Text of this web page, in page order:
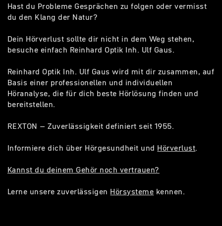
Hast du Probleme Gesprächen zu folgen oder vermisst
du den Klang der Natur?
Dein Hörverlust sollte dir nicht in dem Weg stehen,
besuche einfach Reinhard Optik Inh. Ulf Gaus.
Reinhard Optik Inh. Ulf Gaus wird mit dir zusammen, auf
Basis einer professionellen und individuellen
Höranalyse, die für dich beste Hörlösung finden und
bereitstellen.
REXTON – Zuverlässigkeit definiert seit 1955.
Informiere dich über Hörgesundheit und Hörverlust.
Kannst du deinem Gehör noch vertrauen?
Lerne unsere zuverlässigen Hörsysteme kennen.